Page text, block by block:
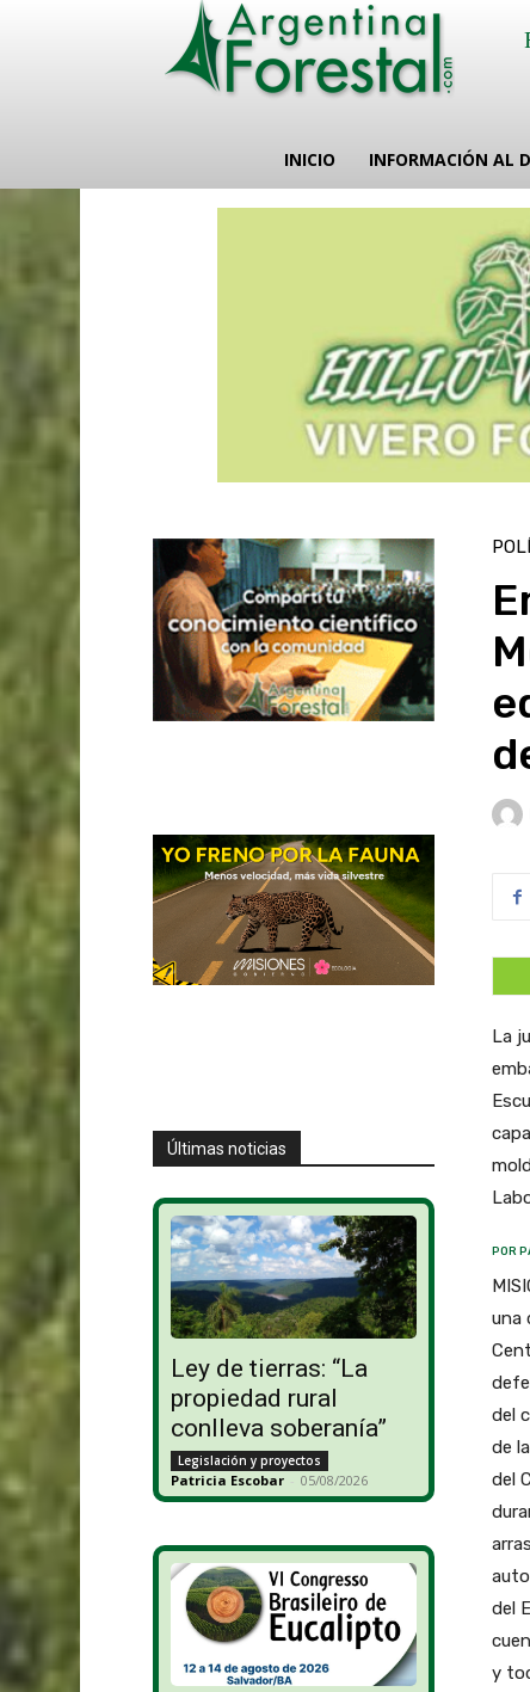
INICIO INFORMACIÓN AL
Últimas noticias
Ley de tierras: “La
propiedad rural
conlleva soberanía”
Legislación y proyectos
Patricia Escobar - 05/08/2026
La
POR
una
del
de
del
del
y